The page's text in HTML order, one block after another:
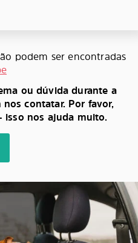
podem ser encontradas
ou dúvida durante a
contatar. Por favor,
isso nos ajuda muito.